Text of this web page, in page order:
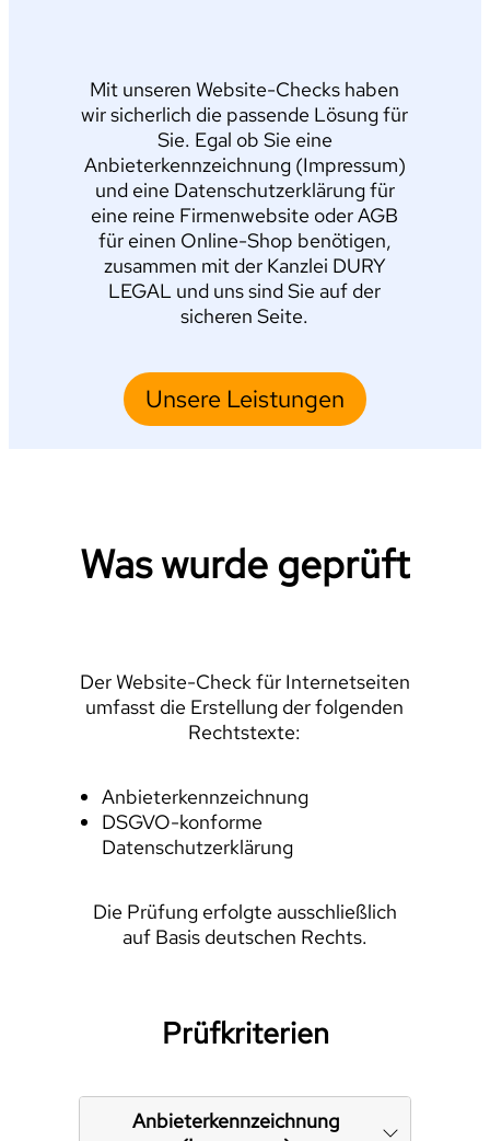
Mit unseren Website-Checks haben
wir sicherlich die passende Lösung für
Sie. Egal ob Sie eine
Anbieterkennzeichnung (Impressum)
und eine Datenschutzerklärung für
eine reine Firmenwebsite oder AGB
für einen Online-Shop benötigen,
zusammen mit der Kanzlei DURY
LEGAL und uns sind Sie auf der
sicheren Seite.
Unsere Leistungen
Was wurde geprüft
Der Website-Check für Internetseiten
umfasst die Erstellung der folgenden
Rechtstexte:
Anbieterkennzeichnung
DSGVO-konforme
Datenschutzerklärung
Die Prüfung erfolgte ausschließlich
auf Basis deutschen Rechts.
Prüfkriterien
Anbieterkennzeichnung